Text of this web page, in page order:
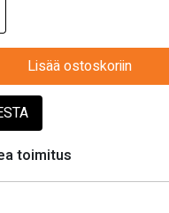
Lisää ostoskoriin
toimitus